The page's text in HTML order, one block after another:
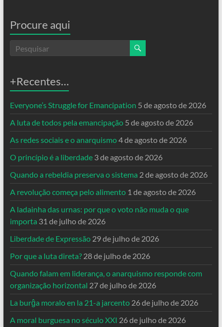
Procure aqui
+Recentes…
Everyone’s Struggle for Emancipation 5 de agosto de 2026
A luta de todos pela emancipação 5 de agosto de 2026
As redes sociais e o anarquismo4 de agosto de 2026
O princípio é a liberdade 3 de agosto de 2026
Quando a rebeldia preserva o sistema 2 de agosto de 2026
A revolução começa pelo alimento 1 de agosto de 2026
A ladainha das urnas: por que o voto não muda o que
importa 31 de julho de 2026
Liberdade de Expressão 29 de julho de 2026
Por que a luta direta? 28 de julho de 2026
Quando falam em liderança, o anarquismo responde com
organização horizontal 27 de julho de 2026
La burĝa moralo en la 21-a jarcento 26 de julho de 2026
A moral burguesa no século XXI 26 de julho de 2026